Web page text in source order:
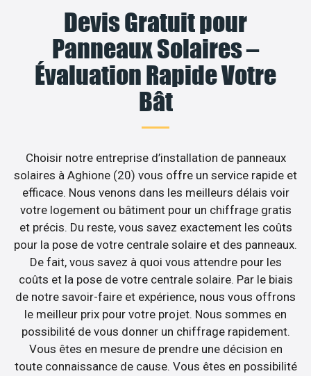
Devis Gratuit pour
Panneaux Solaires –
Évaluation Rapide Votre
Bât
Choisir notre entreprise d’installation de panneaux
solaires à Aghione (20) vous offre un service rapide et
efficace. Nous venons dans les meilleurs délais voir
votre logement ou bâtiment pour un chiffrage gratis
et précis. Du reste, vous savez exactement les coûts
pour la pose de votre centrale solaire et des panneaux.
De fait, vous savez à quoi vous attendre pour les
coûts et la pose de votre centrale solaire. Par le biais
de notre savoir-faire et expérience, nous vous offrons
le meilleur prix pour votre projet. Nous sommes en
possibilité de vous donner un chiffrage rapidement.
Vous êtes en mesure de prendre une décision en
toute connaissance de cause. Vous êtes en possibilité